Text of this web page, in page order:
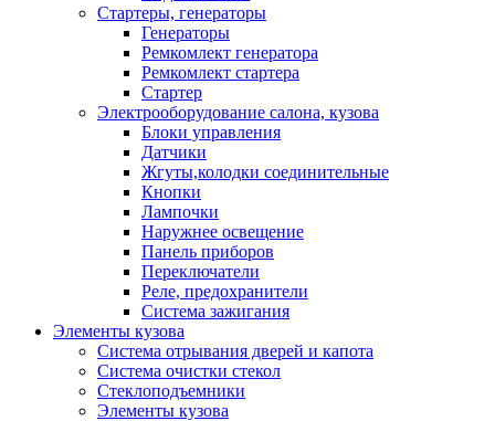
Стартеры, генераторы
Генераторы
Ремкомлект генератора
Ремкомлект стартера
Стартер
Электрооборудование салона, кузова
Блоки управления
Датчики
Жгуты,колодки соединительные
Кнопки
Лампочки
Наружнее освещение
Панель приборов
Переключатели
Реле, предохранители
Система зажигания
Элементы кузова
Система отрывания дверей и капота
Система очистки стекол
Стеклоподъемники
Элементы кузова